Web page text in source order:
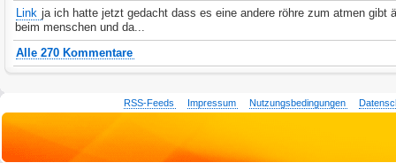
Link ja ich hatte jetzt gedacht dass es eine andere röhre zum atmen gibt
beim menschen und da...
Alle 270 Kommentare
RSS-Feeds Impressum Nutzungsbedingungen